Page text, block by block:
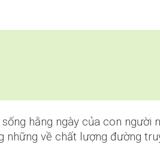
hằng ngày của con người
những về chất lượng đường